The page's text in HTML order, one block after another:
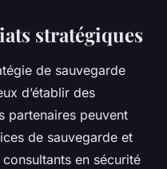
stratégiques
de sauvegarde
d’établir des
partenaires peuvent
de sauvegarde et
en sécurité